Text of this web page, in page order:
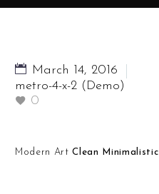
March 14, 2016
metro-4-x-2 (Demo)
0
Modern ArtClean Minimalistic